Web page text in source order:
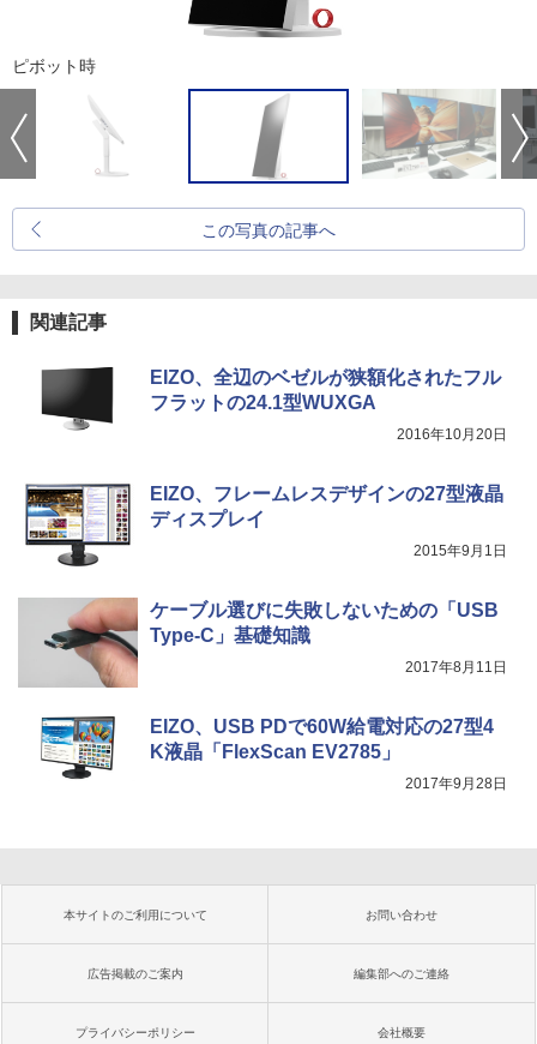
ピボット時
この写真の記事へ
関連記事
EIZO、全辺のベゼルが狭額化されたフル
フラットの24.1型WUXGA
2016年10月20日
EIZO、フレームレスデザインの27型液晶
ディスプレイ
2015年9月1日
ケーブル選びに失敗しないための「USB
Type-C」基礎知識
2017年8月11日
EIZO、USB PDで60W給電対応の27型4
K液晶「FlexScan EV2785」
2017年9月28日
本サイトのご利用について お問い合わせ
広告掲載のご案内 編集部へのご連絡
プライバシーポリシー 会社概要